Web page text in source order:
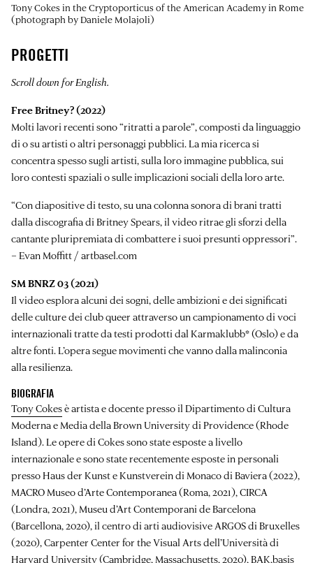
Tony Cokes in the Cryptoporticus of the American Academy in Rome
(photograph by Daniele Molajoli)
PROGETTI
Scroll down for English.
Free Britney? (2022)
Molti lavori recenti sono “ritratti a parole”, composti da linguaggio
di o su artisti o altri personaggi pubblici. La mia ricerca si
concentra spesso sugli artisti, sulla loro immagine pubblica, sui
loro contesti spaziali o sulle implicazioni sociali della loro arte.
“Con diapositive di testo, su una colonna sonora di brani tratti
dalla discografia di Britney Spears, il video ritrae gli sforzi della
cantante pluripremiata di combattere i suoi presunti oppressori”.
– Evan Moffitt / artbasel.com
SM BNRZ 03 (2021)
Il video esplora alcuni dei sogni, delle ambizioni e dei significati
delle culture dei club queer attraverso un campionamento di voci
internazionali tratte da testi prodotti dal Karmaklubb* (Oslo) e da
altre fonti. L’opera segue movimenti che vanno dalla malinconia
alla resilienza.
BIOGRAFIA
Tony Cokesè artista e docente presso il Dipartimento di Cultura
Moderna e Media della Brown University di Providence (Rhode
Island). Le opere di Cokes sono state esposte a livello
internazionale e sono state recentemente esposte in personali
presso Haus der Kunst e Kunstverein di Monaco di Baviera (2022),
MACRO Museo d’Arte Contemporanea (Roma, 2021), CIRCA
(Londra, 2021), Museu d’Art Contemporani de Barcelona
(Barcellona, 2020), il centro di arti audiovisive ARGOS di Bruxelles
(2020), Carpenter Center for the Visual Arts dell’Università di
Harvard University (Cambridge, Massachusetts, 2020), BAK,basis